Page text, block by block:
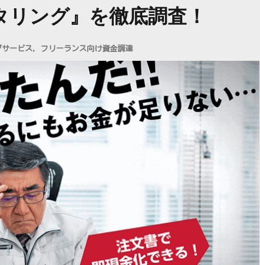
リング』を徹底調査！
ービス, フリーランス向け資金調達